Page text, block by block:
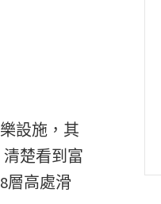
設施，其
清楚看到富
層高處滑